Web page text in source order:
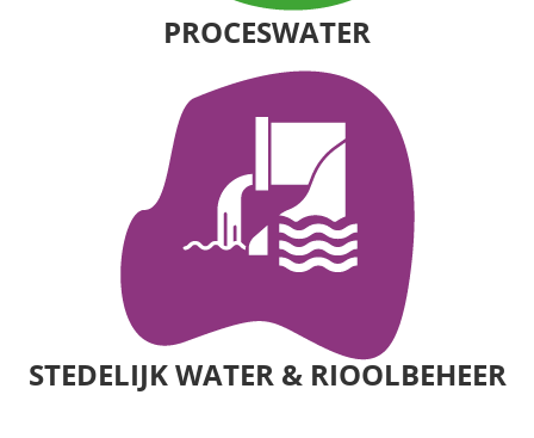
PROCESWATER
STEDELIJK WATER & RIOOLBEHEER